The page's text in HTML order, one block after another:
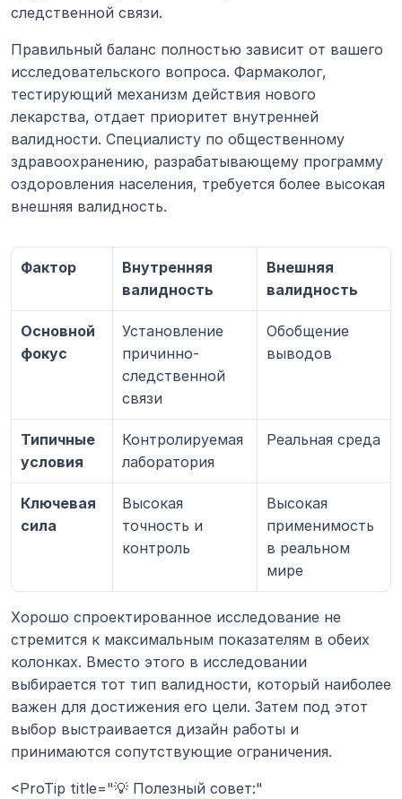
следственной связи.
Правильный баланс полностью зависит от вашего
исследовательского вопроса. Фармаколог,
тестирующий механизм действия нового
лекарства, отдает приоритет внутренней
валидности. Специалисту по общественному
здравоохранению, разрабатывающему программу
оздоровления населения, требуется более высокая
внешняя валидность.
Фактор
Внутренняя
валидность
Внешняя
валидность
Основной
фокус
Установление
причинно-
следственной
связи
Обобщение
выводов
Типичные
условия
Контролируемая
лаборатория
Реальная среда
Ключевая
сила
Высокая
точность и
контроль
Высокая
применимость
в реальном
мире
Хорошо спроектированное исследование не
стремится к максимальным показателям в обеих
колонках. Вместо этого в исследовании
выбирается тот тип валидности, который наиболее
важен для достижения его цели. Затем под этот
выбор выстраивается дизайн работы и
принимаются сопутствующие ограничения.
<ProTip title="💡 Полезный совет:"